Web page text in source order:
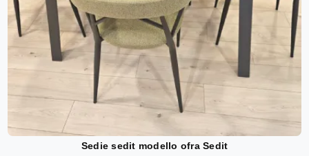
Sedie sedit modello ofra Sedit